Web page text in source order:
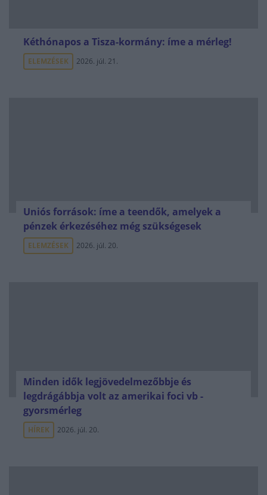
Kéthónapos a Tisza-kormány: íme a mérleg!
ELEMZÉSEK 2026. júl. 21.
Uniós források: íme a teendők, amelyek a
pénzek érkezéséhez még szükségesek
ELEMZÉSEK 2026. júl. 20.
Minden idők legjövedelmezőbbje és
legdrágábbja volt az amerikai foci vb -
gyorsmérleg
HÍREK 2026. júl. 20.